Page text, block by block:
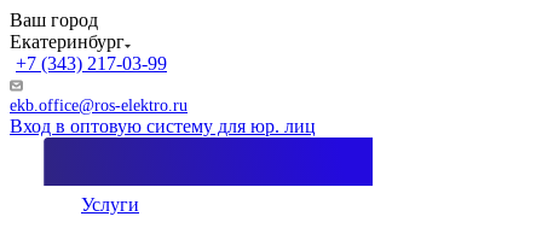
Ваш город
Екатеринбург
+7 (343) 217-03-99
ekb.office@ros-elektro.ru
Вход в оптовую систему для юр. лиц
Услуги